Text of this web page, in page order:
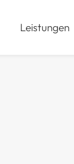
Leistungen